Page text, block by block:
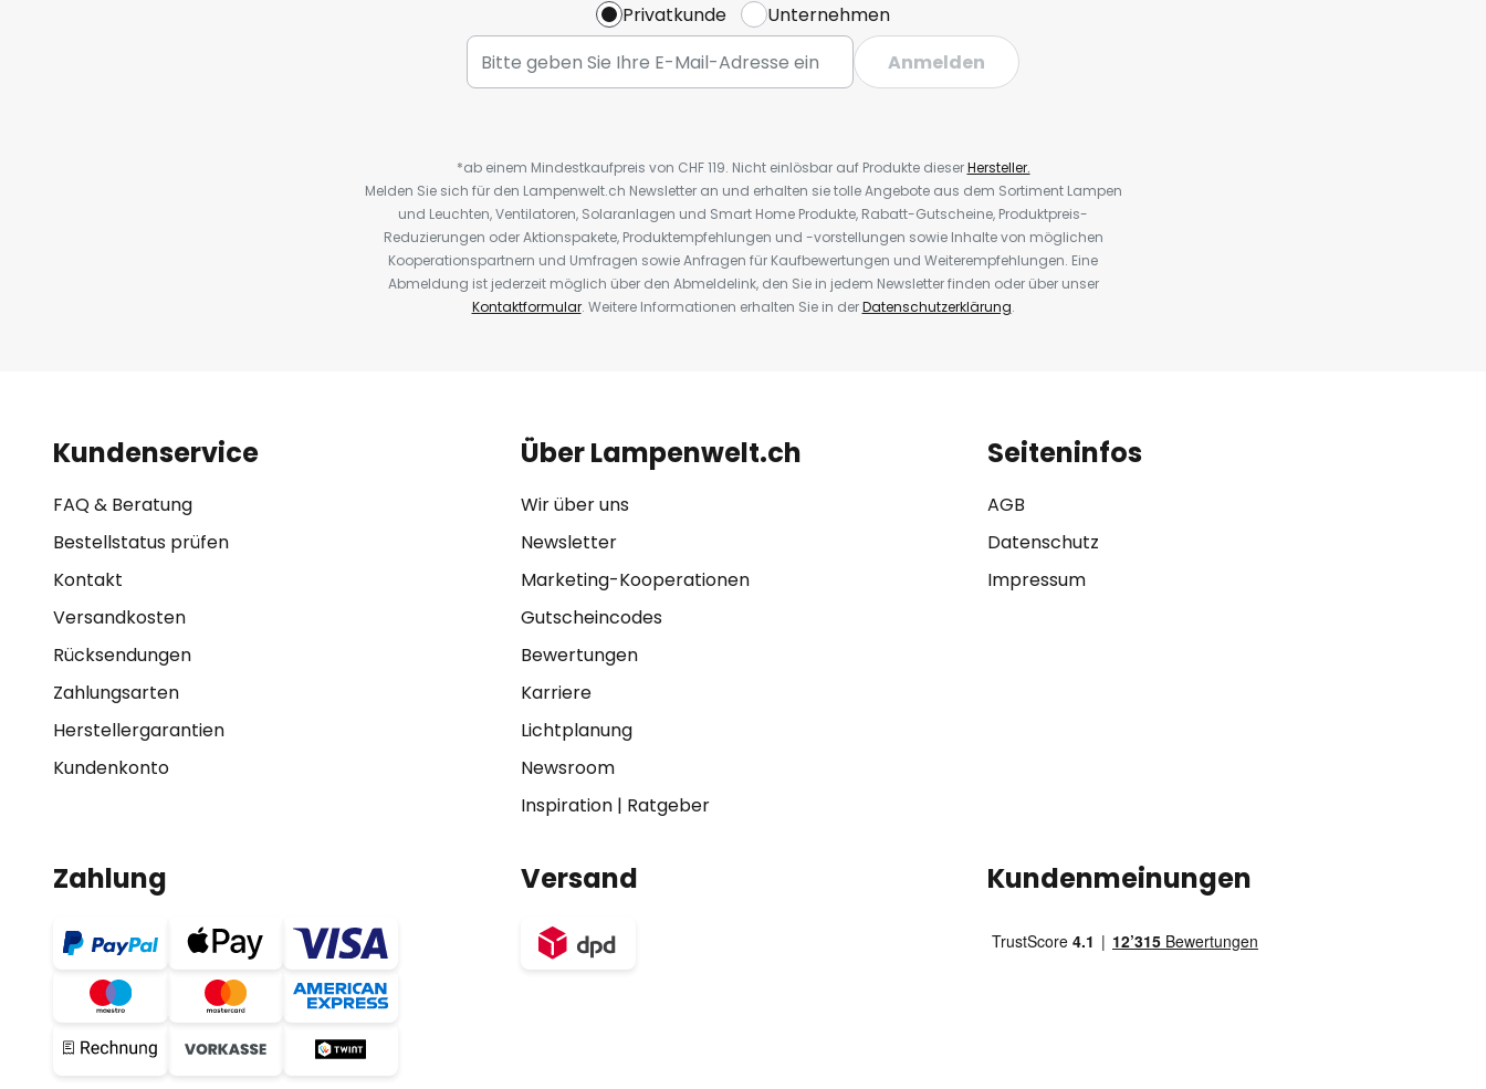
Privatkunde
Unternehmen
Anmelden
*ab einem Mindestkaufpreis von CHF 119. Nicht einlösbar auf Produkte dieserHersteller.
Melden Sie sich für den Lampenwelt.ch Newsletter an und erhalten sie tolle Angebote aus dem Sortiment Lampen
und Leuchten, Ventilatoren, Solaranlagen und Smart Home Produkte, Rabatt-Gutscheine, Produktpreis-
Reduzierungen oder Aktionspakete, Produktempfehlungen und -vorstellungen sowie Inhalte von möglichen
Kooperationspartnern und Umfragen sowie Anfragen für Kaufbewertungen und Weiterempfehlungen. Eine
Abmeldung ist jederzeit möglich über den Abmeldelink, den Sie in jedem Newsletter finden oder über unser
Kontaktformular. Weitere Informationen erhalten Sie in derDatenschutzerklärung.
Kundenservice
FAQ & Beratung
Bestellstatus prüfen
Kontakt
Versandkosten
Rücksendungen
Zahlungsarten
Herstellergarantien
Kundenkonto
Über Lampenwelt.ch
Wir über uns
Newsletter
Marketing-Kooperationen
Gutscheincodes
Bewertungen
Karriere
Lichtplanung
Newsroom
Inspiration| Ratgeber
Seiteninfos
AGB
Datenschutz
Impressum
Zahlung Versand Kundenmeinungen